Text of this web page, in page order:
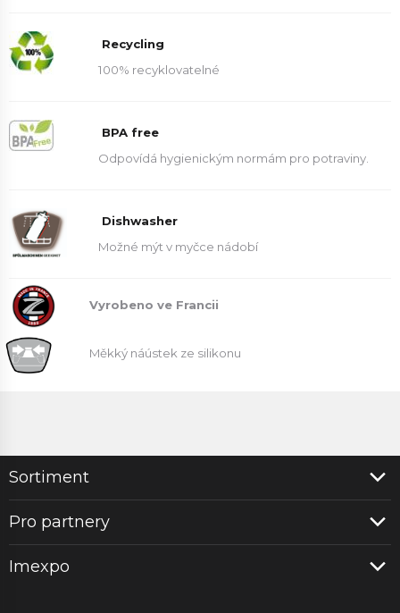
Recycling
100% recyklovatelné
BPA free
Odpovídá hygienickým normám pro potraviny.
Dishwasher
Možné mýt v myčce nádobí
Vyrobeno ve Francii
Měkký náústek ze silikonu
Sortiment
Pro partnery
Imexpo